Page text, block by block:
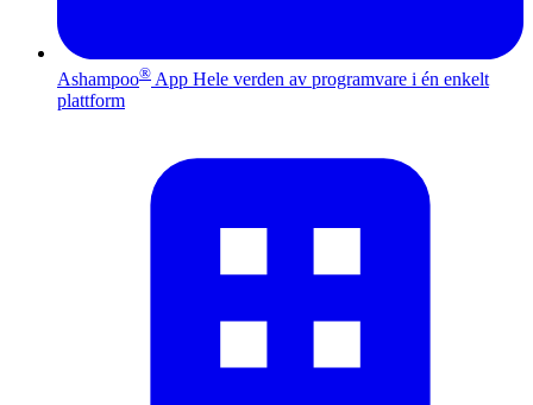
Ashampoo® App Hele verden av programvare i én enkelt
plattform